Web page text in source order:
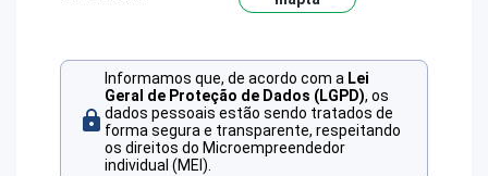
Informamos que, de acordo com a Lei
Geral de Proteção de Dados (LGPD), os
dados pessoais estão sendo tratados de
forma segura e transparente, respeitando
os direitos do Microempreendedor
individual (MEI).